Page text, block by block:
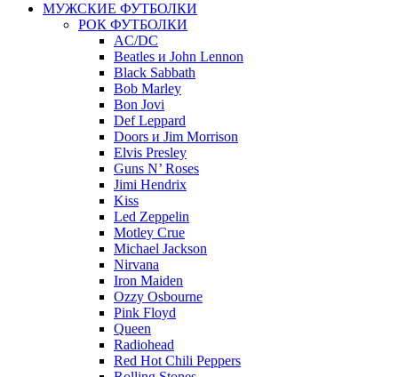
МУЖСКИЕ ФУТБОЛКИ
РОК ФУТБОЛКИ
AC/DC
Beatles и John Lennon
Black Sabbath
Bob Marley
Bon Jovi
Def Leppard
Doors и Jim Morrison
Elvis Presley
Guns N’ Roses
Jimi Hendrix
Kiss
Led Zeppelin
Motley Crue
Michael Jackson
Nirvana
Iron Maiden
Ozzy Osbourne
Pink Floyd
Queen
Radiohead
Red Hot Chili Peppers